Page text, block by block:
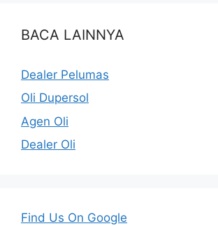
BACA LAINNYA
Dealer Pelumas
Oli Dupersol
Agen Oli
Dealer Oli
Find Us On Google